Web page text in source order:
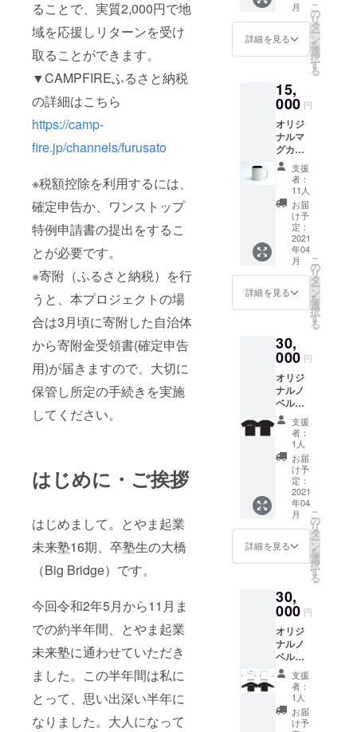
ることで、実質2,000円で地
域を応援しリターンを受け
取ることができます。
▼CAMPFIREふるさと納税
の詳細はこちら
https://camp-
fire.jp/channels/furusato
※税額控除を利用するには、
確定申告か、ワンストップ
特例申請書の提出をするこ
とが必要です。
※寄附（ふるさと納税）を行
うと、本プロジェクトの場
合は3月頃に寄附した自治体
から寄附金受領書(確定申告
用)が届きますので、大切に
保管し所定の手続きを実施
してください。
はじめに・ご挨拶
はじめまして。とやま起業
未来塾16期、卒塾生の大橋
（Big Bridge）です。
今回令和2年5月から11月ま
での約半年間、とやま起業
未来塾に通わせていただき
ました。この半年間は私に
とって、思い出深い半年に
なりました。大人になって
つけ出し、
たたく者に
の福音書7章
7－8節（聖
証明書
月
詳細を見る
こ
の
リ
タ
ー
ン
を
選
択
す
る
15,
000 円
オリジ
ナルマ
グカッ
プ（一
個） 他
の返礼
品同様
に印字
されま
す。 寄
附受領
証明書
支援
者：
11人
お届
け予
定：
2021
年04
月
詳細を見る
こ
の
リ
タ
ー
ン
を
選
択
す
る
30,
000 円
オリジ
ナルノ
ベル
ティ二
点 １．
ハイク
オリ
ティーT
シャツ
（一
枚）
２．オ
リジナ
ルマグ
カップ
（一
グカッ
プに
は、
シャツ
と同様
に印字
されま
す。
（写真
はイ
メージ
支援
者：
1人
お届
け予
定：
2021
年04
月
詳細を見る
こ
の
リ
タ
ー
ン
を
選
択
す
る
30,
000 円
オリジ
ナルノ
ベル
ティ：
クルー
ネック
ス
ウェッ
支援
者：
1人
お届
け予